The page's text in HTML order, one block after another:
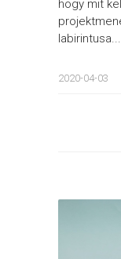
hogy mit
labirintusa...
2020-04-03